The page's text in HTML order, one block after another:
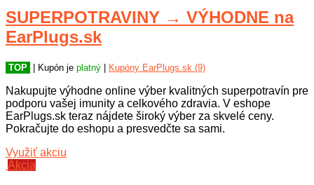
pri objednávkach nad 50 eur. Ako
bonus ešte odporúčame použiť naše
zľavové kódy a kupóny, vďaka
SUPERPOTRAVINY → VÝHODNE na
EarPlugs.sk
TOP | Kupón je platný Kupóny EarPlugs.sk (9)
Nakupujte výhodne online výber kvalitných superpotravín pre
podporu vašej imunity a celkového zdravia. V eshope
EarPlugs.sk teraz nájdete široký výber za skvelé ceny.
Pokračujte do eshopu a presvedčte sa sami.
Využiť akciu
Akcia